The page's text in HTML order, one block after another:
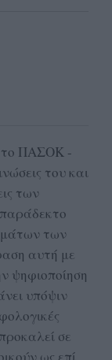
το ΠΑΣΟΚ -
του και
των
των
αυτή με
ψηφιοποίηση
υπόψιν
σε
ως επί